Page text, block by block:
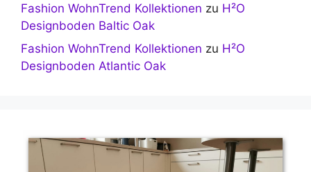
Fashion WohnTrend Kollektionen zu H²O
Designboden Baltic Oak
Fashion WohnTrend Kollektionen zu H²O
Designboden Atlantic Oak